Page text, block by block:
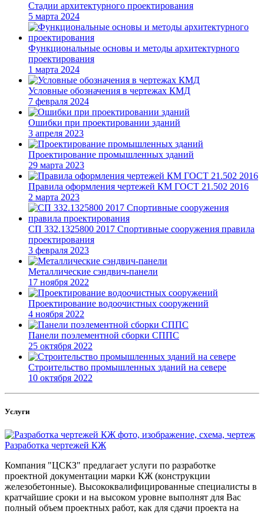
Стадии архитектурного проектирования
5 марта 2024
Функциональные основы и методы архитектурного
проектирования
1 марта 2024
Условные обозначения в чертежах КМД
7 февраля 2024
Ошибки при проектировании зданий
3 апреля 2023
Проектирование промышленных зданий
29 марта 2023
Правила оформления чертежей КМ ГОСТ 21.502 2016
2 марта 2023
СП 332.1325800 2017 Спортивные сооружения правила
проектирования
3 февраля 2023
Металлические сэндвич-панели
17 ноября 2022
Проектирование водоочистных сооружений
4 ноября 2022
Панели поэлементной сборки СППС
25 октября 2022
Строительство промышленных зданий на севере
10 октября 2022
Услуги
Разработка чертежей КЖ
Компания "ЦСКЗ" предлагает услуги по разработке
проектной документации марки КЖ (конструкции
железобетонные). Высококвалифицированные специалисты в
кратчайшие сроки и на высоком уровне выполнят для Вас
полный объем проектных работ, как для сдачи проекта на